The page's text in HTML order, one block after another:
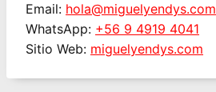
Email: hola@miguelyendys.com
WhatsApp: +56 9 4919 4041
Sitio Web: miguelyendys.com